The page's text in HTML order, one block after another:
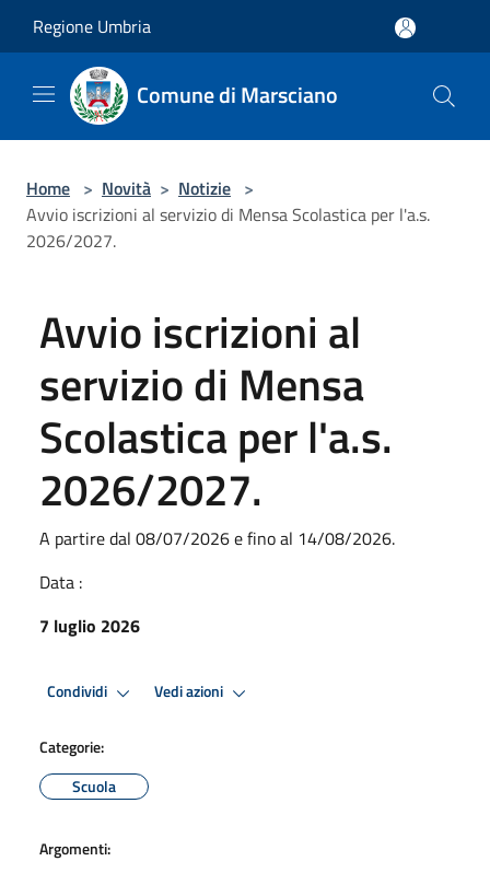
Regione Umbria
Comune di Marsciano
Home > Novità > Notizie >
Avvio iscrizioni al servizio di Mensa Scolastica per l'a.s.
2026/2027.
Avvio iscrizioni al
servizio di Mensa
Scolastica per l'a.s.
2026/2027.
A partire dal 08/07/2026 e fino al 14/08/2026.
Data :
7 luglio 2026
Condividi Vedi azioni
Categorie:
Scuola
Argomenti: